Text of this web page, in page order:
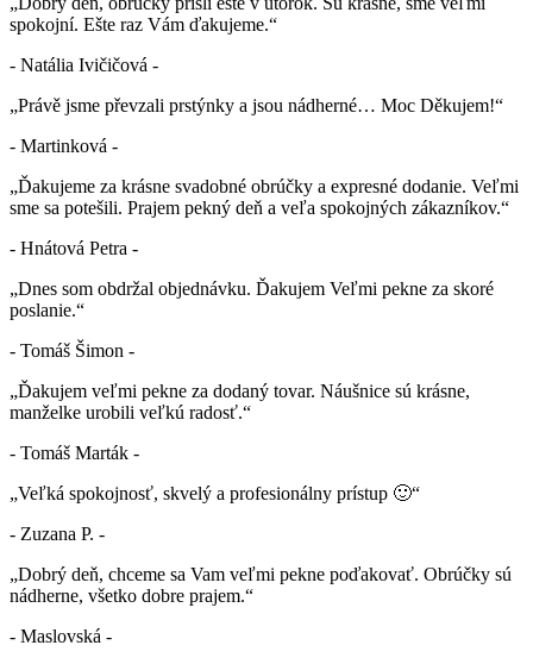
spokojní. Ešte raz Vám ďakujeme.“
- Natália Ivičičová -
„Právě jsme převzali prstýnky a jsou nádherné… Moc Děkujem!“
- Martinková -
„Ďakujeme za krásne svadobné obrúčky a expresné dodanie. Veľmi
sme sa potešili. Prajem pekný deň a veľa spokojných zákazníkov.“
- Hnátová Petra -
„Dnes som obdržal objednávku. Ďakujem Veľmi pekne za skoré
poslanie.“
- Tomáš Šimon -
„Ďakujem veľmi pekne za dodaný tovar. Náušnice sú krásne,
manželke urobili veľkú radosť.“
- Tomáš Marták -
„Veľká spokojnosť, skvelý a profesionálny prístup 🙂“
- Zuzana P. -
„Dobrý deň, chceme sa Vam veľmi pekne poďakovať. Obrúčky sú
nádherne, všetko dobre prajem.“
- Maslovská -